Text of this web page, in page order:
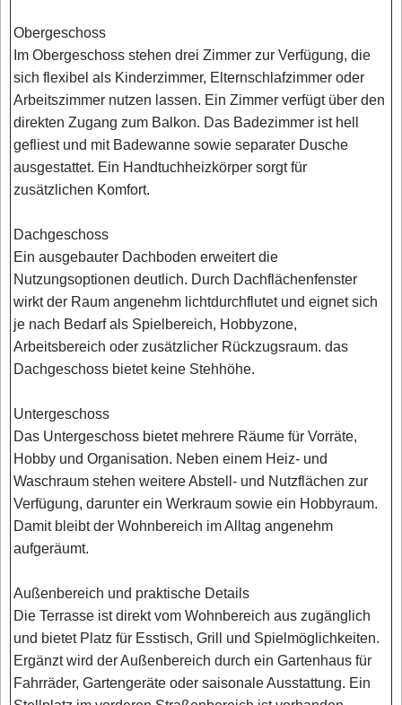
Obergeschoss
Im Obergeschoss stehen drei Zimmer zur Verfügung, die
sich flexibel als Kinderzimmer, Elternschlafzimmer oder
Arbeitszimmer nutzen lassen. Ein Zimmer verfügt über den
direkten Zugang zum Balkon. Das Badezimmer ist hell
gefliest und mit Badewanne sowie separater Dusche
ausgestattet. Ein Handtuchheizkörper sorgt für
zusätzlichen Komfort.
Dachgeschoss
Ein ausgebauter Dachboden erweitert die
Nutzungsoptionen deutlich. Durch Dachflächenfenster
wirkt der Raum angenehm lichtdurchflutet und eignet sich
je nach Bedarf als Spielbereich, Hobbyzone,
Arbeitsbereich oder zusätzlicher Rückzugsraum. das
Dachgeschoss bietet keine Stehhöhe.
Untergeschoss
Das Untergeschoss bietet mehrere Räume für Vorräte,
Hobby und Organisation. Neben einem Heiz- und
Waschraum stehen weitere Abstell- und Nutzflächen zur
Verfügung, darunter ein Werkraum sowie ein Hobbyraum.
Damit bleibt der Wohnbereich im Alltag angenehm
aufgeräumt.
Außenbereich und praktische Details
Die Terrasse ist direkt vom Wohnbereich aus zugänglich
und bietet Platz für Esstisch, Grill und Spielmöglichkeiten.
Ergänzt wird der Außenbereich durch ein Gartenhaus für
Fahrräder, Gartengeräte oder saisonale Ausstattung. Ein